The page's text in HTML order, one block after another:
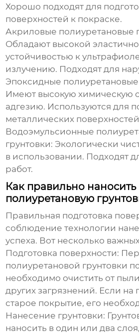
Хорошо подходят для
поверхностей к покраске.
Акриловые полиуретановые
Обладают высокой
устойчивостью к
излучению. Подходят для
Эпоксидные полиуретановые
Имеют высокую химическую
адгезию. Используются для
металлических
Водоэмульсионные
грунтовки: Экологически
в использовании. Подходят
работ.
Как правильно наносить
полиуретановую
Правильная подготовка
соблюдение технологии
успеха. Вот несколько
Подготовка поверхности:
полиуретановой грунтовки
необходимо очистить от
других загрязнений. Если на
старое покрытие, его
Нанесение грунтовки:
наносить в один или два